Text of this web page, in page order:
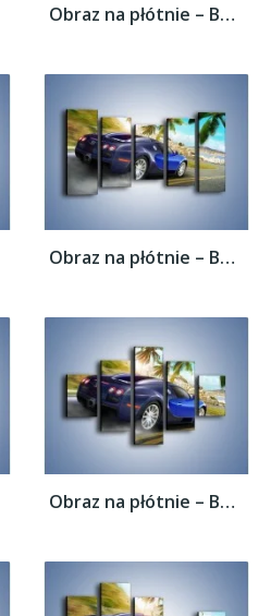
Obraz na płótnie – Bugatti Veyron –...
Obraz na płótnie – Bugatti Veyron –...
Obraz na płótnie – Bugatti Veyron –...